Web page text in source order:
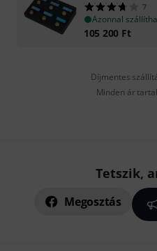
7
Azonnal
105 200 Ft
Díjmentes
Minden ár
Tetszik,
Megosztás